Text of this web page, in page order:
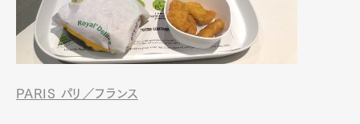
PARIS パリ／フランス